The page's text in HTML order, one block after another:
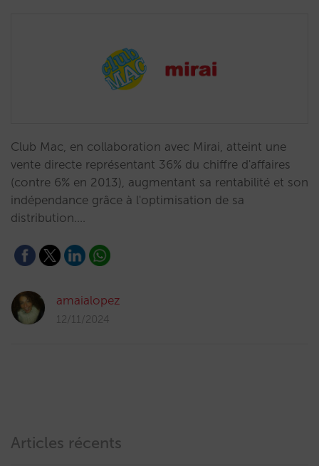
Club Mac, en collaboration avec Mirai, atteint une
vente directe représentant 36% du chiffre d'affaires
(contre 6% en 2013), augmentant sa rentabilité et son
indépendance grâce à l'optimisation de sa
distribution.…
amaialopez
12/11/2024
Articles récents